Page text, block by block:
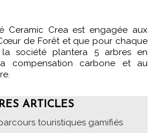
Ceramic Crea est engagée aux
de Forêt et que pour chaque
société plantera 5 arbres en
compensation carbone et au
ARTICLES
touristiques gamifiés